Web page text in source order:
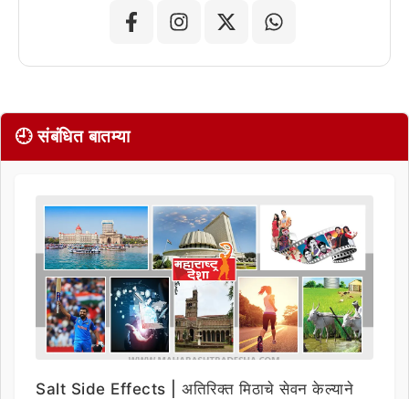
🕘 संबंधित बातम्या
Salt Side Effects | अतिरिक्त मिठाचे सेवन केल्याने